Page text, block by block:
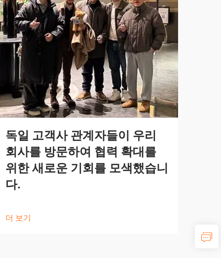
독일 고객사 관계자들이 우리
회사를 방문하여 협력 확대를
위한 새로운 기회를 모색했습니
다.
더 보기